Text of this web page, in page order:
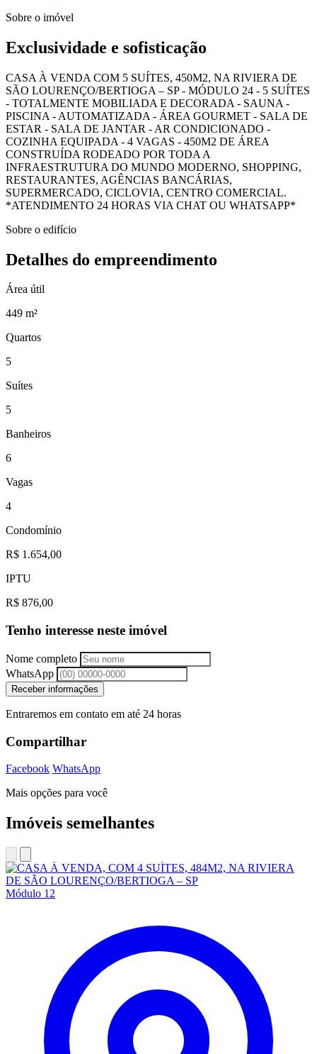
Sobre o imóvel
Exclusividade e sofisticação
CASA À VENDA COM 5 SUÍTES, 450M2, NA RIVIERA DE
SÃO LOURENÇO/BERTIOGA – SP - MÓDULO 24 - 5 SUÍTES
- TOTALMENTE MOBILIADA E DECORADA - SAUNA -
PISCINA - AUTOMATIZADA - ÁREA GOURMET - SALA DE
ESTAR - SALA DE JANTAR - AR CONDICIONADO -
COZINHA EQUIPADA - 4 VAGAS - 450M2 DE ÁREA
CONSTRUÍDA RODEADO POR TODA A
INFRAESTRUTURA DO MUNDO MODERNO, SHOPPING,
RESTAURANTES, AGÊNCIAS BANCÁRIAS,
SUPERMERCADO, CICLOVIA, CENTRO COMERCIAL.
*ATENDIMENTO 24 HORAS VIA CHAT OU WHATSAPP*
Sobre o edifício
Detalhes do empreendimento
Área útil
449 m²
Quartos
5
Suítes
5
Banheiros
6
Vagas
4
Condomínio
R$ 1.654,00
IPTU
R$ 876,00
Tenho interesse neste imóvel
Nome completo
WhatsApp
Receber informações
Entraremos em contato em até 24 horas
Compartilhar
Facebook WhatsApp
Mais opções para você
Imóveis semelhantes
Módulo 12